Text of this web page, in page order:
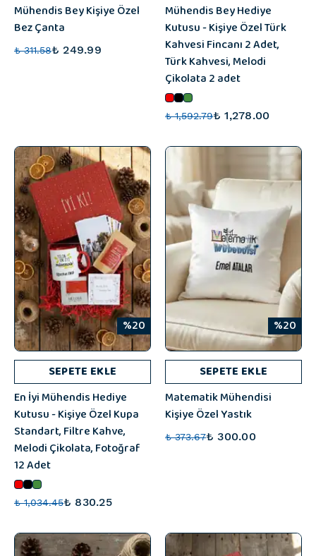
Mühendis Bey Kişiye Özel
Bez Çanta
₺ 311.58₺ 249.99
Mühendis Bey Hediye
Kutusu - Kişiye Özel Türk
Kahvesi Fincanı 2 Adet,
Türk Kahvesi, Melodi
Çikolata 2 adet
₺ 1,592.79₺ 1,278.00
%20
SEPETE EKLE
En İyi Mühendis Hediye
Kutusu - Kişiye Özel Kupa
Standart, Filtre Kahve,
Melodi Çikolata, Fotoğraf
12 Adet
₺ 1,034.45₺ 830.25
%20
SEPETE EKLE
Matematik Mühendisi
Kişiye Özel Yastık
₺ 373.67₺ 300.00